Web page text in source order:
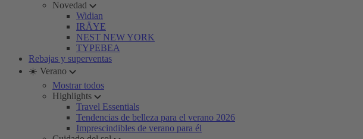
Novedad
Widian
IRÄYE
NEST NEW YORK
TYPEBEA
Rebajas y superventas
☀️ Verano
Mostrar todos
Highlights
Travel Essentials
Tendencias de belleza para el verano 2026
Imprescindibles de verano para él